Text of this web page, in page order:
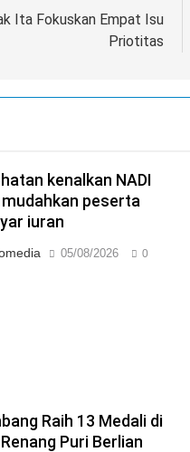
Ita Fokuskan Empat Isu
Priotitas
kenalkan NADI
peserta
iuran
05/08/2026 0
Raih 13 Medali di
Puri Berlian